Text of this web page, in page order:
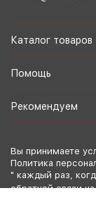
Каталог товаров
Помощь
Рекомендуем
Вы принимаете
Политика
" каждый раз,
обратной связи